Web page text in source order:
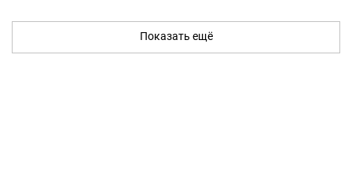
Показать ещё